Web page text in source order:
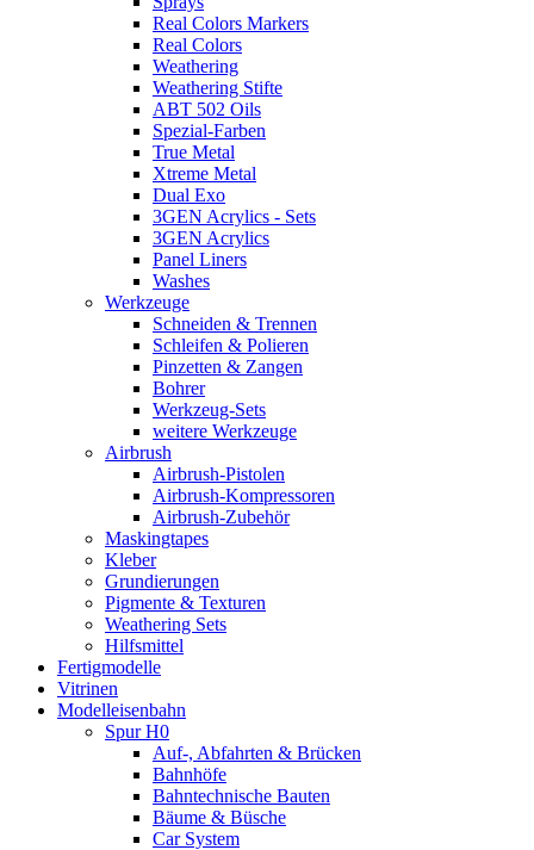
Real Colors Markers
Real Colors
Weathering
Weathering Stifte
ABT 502 Oils
Spezial-Farben
True Metal
Xtreme Metal
Dual Exo
3GEN Acrylics - Sets
3GEN Acrylics
Panel Liners
Washes
Werkzeuge
Schneiden & Trennen
Schleifen & Polieren
Pinzetten & Zangen
Bohrer
Werkzeug-Sets
weitere Werkzeuge
Airbrush
Airbrush-Pistolen
Airbrush-Kompressoren
Airbrush-Zubehör
Maskingtapes
Kleber
Grundierungen
Pigmente & Texturen
Weathering Sets
Hilfsmittel
Fertigmodelle
Vitrinen
Modelleisenbahn
Spur H0
Auf-, Abfahrten & Brücken
Bahnhöfe
Bahntechnische Bauten
Bäume & Büsche
Car System